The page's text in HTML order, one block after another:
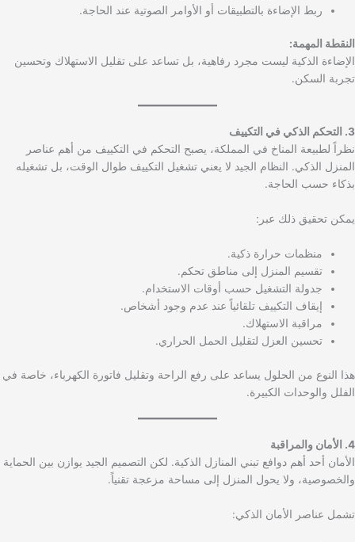
ربط الإضاءة بالتطبيقات أو الأوامر الصوتية عند الحاجة.
النقطة المهمة:
الإضاءة الذكية ليست مجرد رفاهية، بل تساعد على تقليل الاستهلاك وتحسين
تجربة السكن.
3. التحكم الذكي في التكييف
نظراً لطبيعة المناخ في المملكة، يصبح التحكم في التكييف من أهم عناصر
المنزل الذكي. النظام الجيد لا يعني تشغيل التكييف طوال الوقت، بل تشغيله
بذكاء حسب الحاجة.
يمكن تحقيق ذلك عبر:
منظمات حرارة ذكية.
تقسيم المنزل إلى مناطق تحكم.
جدولة التشغيل حسب أوقات الاستخدام.
إيقاف التكييف تلقائياً عند عدم وجود أشخاص.
مراقبة الاستهلاك.
تحسين العزل لتقليل الحمل الحراري.
هذا النوع من الحلول يساعد على رفع الراحة وتقليل فاتورة الكهرباء، خاصة في
الفلل والوحدات الكبيرة.
4. الأمان والمراقبة
الأمان أحد أهم دوافع تبني المنازل الذكية. لكن التصميم الجيد يوازن بين الحماية
والخصوصية، ولا يحول المنزل إلى مساحة مزعجة تقنياً.
تشمل عناصر الأمان الذكي: